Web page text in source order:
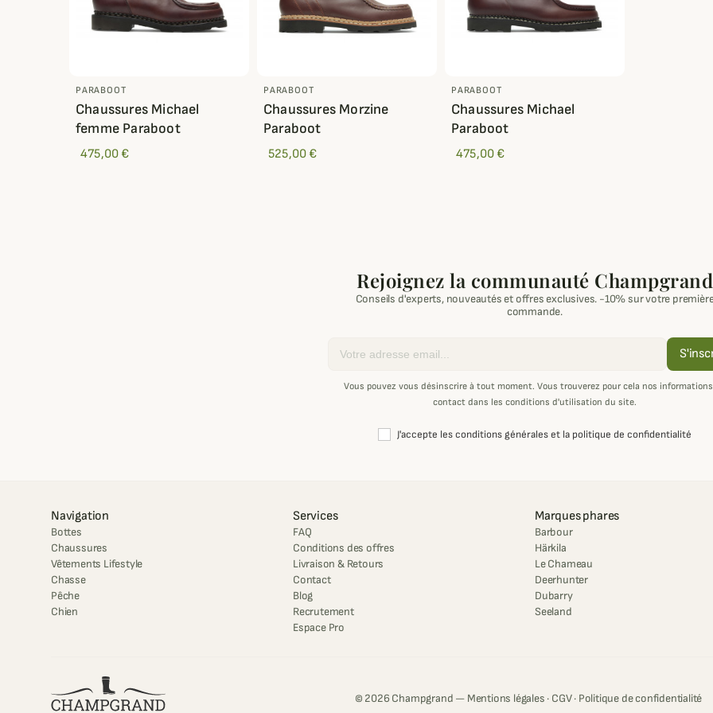
PARABOOT
Chaussures Michael
femme Paraboot
475,00 €
PARABOOT
Chaussures Morzine
Paraboot
525,00 €
PARABOOT
Chaussures Michael
Paraboot
475,00 €
Rejoignez la communauté Champgrand
Conseils d'experts, nouveautés et offres exclusives. -10% sur votre
commande.
Vous pouvez vous désinscrire à tout moment. Vous trouverez pour cela nos
contact dans les conditions d'utilisation du site.
J'accepte les conditions générales et la politique de confidentialité
Navigation
Bottes
Chaussures
Vêtements Lifestyle
Chasse
Pêche
Chien
Services
FAQ
Conditions des offres
Livraison & Retours
Contact
Blog
Recrutement
Espace Pro
Marques phares
Barbour
Härkila
Le Chameau
Deerhunter
Dubarry
Seeland
© 2026 Champgrand — Mentions légales · CGV· Politique de confidentialité